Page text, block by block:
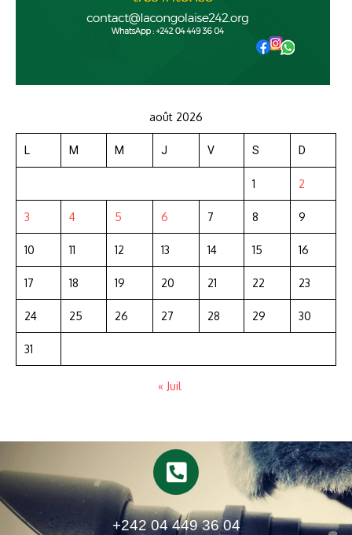
août 2026
L M M J V S D
1 2
3 4 5 6 7 8 9
10 11 12 13 14 15 16
17 18 19 20 21 22 23
24 25 26 27 28 29 30
31
« Juil
+242 04 449 36 04